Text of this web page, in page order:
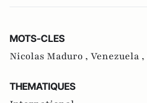
MOTS-CLES
Nicolas Maduro , Venezuela ,
THEMATIQUES